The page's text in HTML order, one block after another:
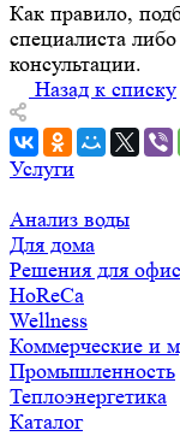
Как правило,
специалиста
консультации.
Назад к списку
Услуги
Анализ воды
Для дома
Решения для
HoReCa
Wellness
Коммерческие и
Промышленность
Теплоэнергетика
Каталог